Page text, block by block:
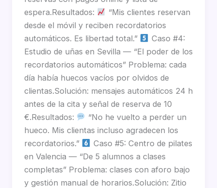
espera.Resultados:
“Mis clientes reservan
desde el móvil y reciben recordatorios
automáticos. Es libertad total.”
Caso #4:
Estudio de uñas en Sevilla — “El poder de los
recordatorios automáticos” Problema: cada
día había huecos vacíos por olvidos de
clientas.Solución: mensajes automáticos 24 h
antes de la cita y señal de reserva de 10
€.Resultados:
“No he vuelto a perder un
hueco. Mis clientas incluso agradecen los
recordatorios.”
Caso #5: Centro de pilates
en Valencia — “De 5 alumnos a clases
completas” Problema: clases con aforo bajo
y gestión manual de horarios.Solución: Zitio